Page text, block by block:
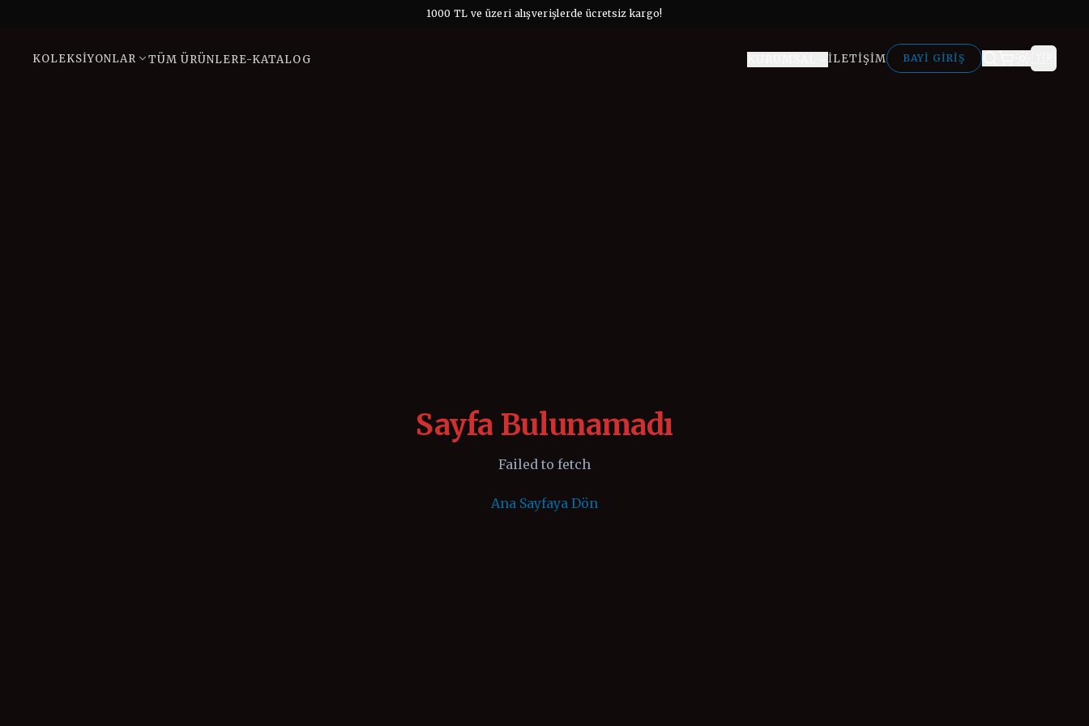
1000 TL ve üzeri alışverişlerde ücretsiz kargo!
KOLEKSIYONLAR TÜM ÜRÜNLERE-KATALOG İLETIŞIM BAYI GIRIŞ
Sayfa Bulunamadı
Failed to fetch
Ana Sayfaya Dön